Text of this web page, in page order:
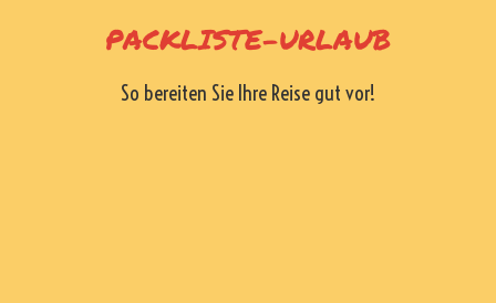
PACKLISTE-URLAUB
So bereiten Sie Ihre Reise gut vor!